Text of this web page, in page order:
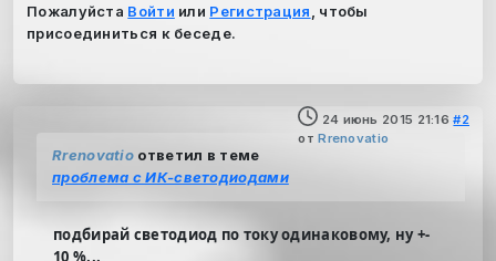
Пожалуйста Войти или Регистрация
, чтобы
присоединиться к беседе.
24 июнь 2015 21:16 #2
отRrenovatio
Rrenovatio ответил в теме
проблема с ИК-светодиодами
подбирай светодиод по току одинаковому, ну +-
10 %...